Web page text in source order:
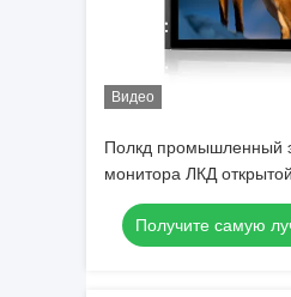
Видео
Полкд промышленный
монитора ЛКД
дюймов чистый
Получите самую